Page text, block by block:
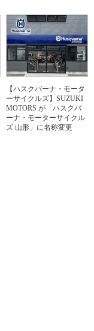
【ハスクバーナ・モータ
ーサイクルズ】SUZUKI
MOTORS が「ハスクバ
ーナ・モーターサイクル
ズ 山形」に名称変更